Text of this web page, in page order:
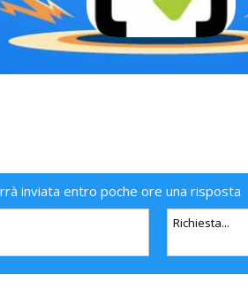
inviata entro poche ore una risposta